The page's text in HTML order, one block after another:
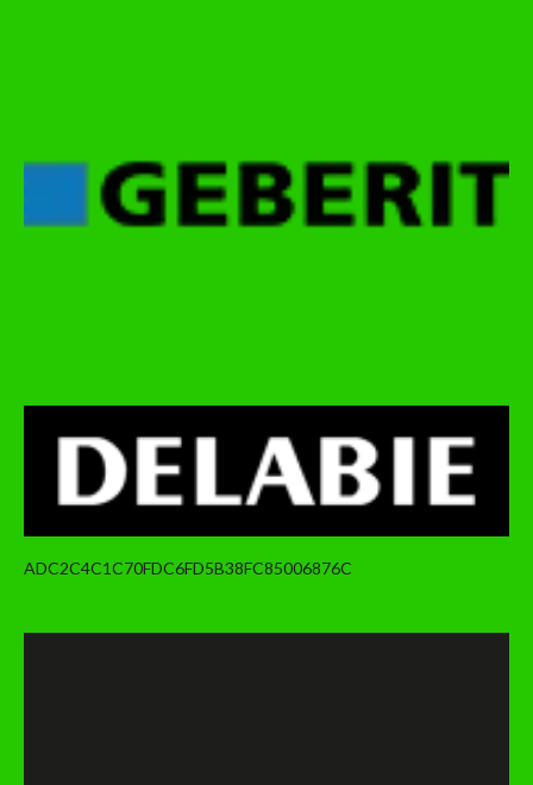
ADC2C4C1C70FDC6FD5B38FC85006876C